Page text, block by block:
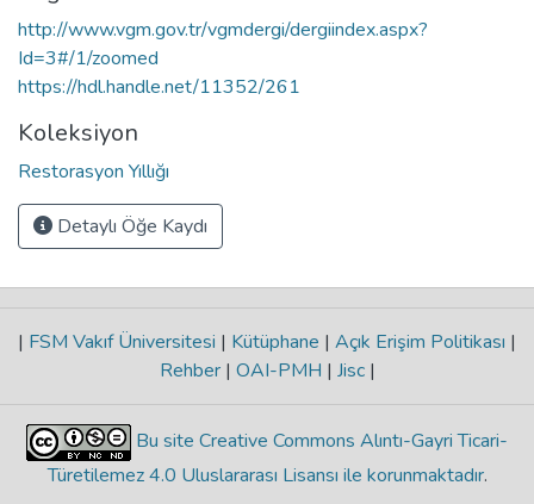
http://www.vgm.gov.tr/vgmdergi/dergiindex.aspx?
Id=3#/1/zoomed
https://hdl.handle.net/11352/261
Koleksiyon
Restorasyon Yıllığı
Detaylı Öğe Kaydı
| FSM Vakıf Üniversitesi | Kütüphane | Açık Erişim Politikası |
Rehber | OAI-PMH | Jisc |
Bu site Creative Commons Alıntı-Gayri Ticari-
Türetilemez 4.0 Uluslararası Lisansı ile korunmaktadır.